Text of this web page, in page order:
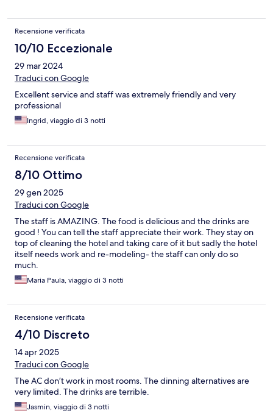
Recensione verificata
10/10 Eccezionale
29 mar 2024
Traduci con Google
Excellent service and staff was extremely friendly and very
professional
Ingrid, viaggio di 3 notti
Recensione verificata
8/10 Ottimo
29 gen 2025
Traduci con Google
The staff is AMAZING. The food is delicious and the drinks are
good ! You can tell the staff appreciate their work. They stay on
top of cleaning the hotel and taking care of it but sadly the hotel
itself needs work and re-modeling- the staff can only do so
much.
Maria Paula, viaggio di 3 notti
Recensione verificata
4/10 Discreto
14 apr 2025
Traduci con Google
The AC don’t work in most rooms. The dinning alternatives are
very limited. The drinks are terrible.
Jasmin, viaggio di 3 notti